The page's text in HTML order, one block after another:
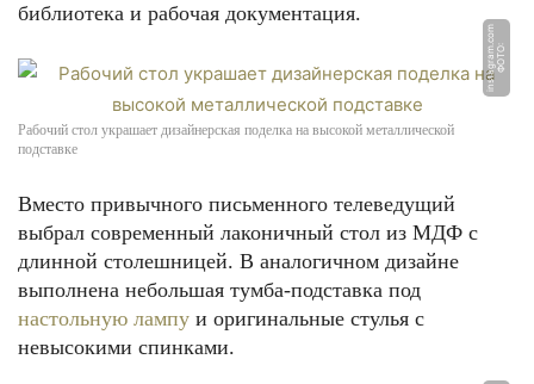
библиотека и рабочая документация.
Ф
О
Т
О:
i
n
s
t
a
g
r
a
m.
c
o
m
Рабочий стол украшает дизайнерская поделка на высокой металлической
подставке
Вместо привычного письменного телеведущий
выбрал современный лаконичный стол из МДФ с
длинной столешницей. В аналогичном дизайне
выполнена небольшая тумба-подставка под
настольную лампу и оригинальные стулья с
невысокими спинками.